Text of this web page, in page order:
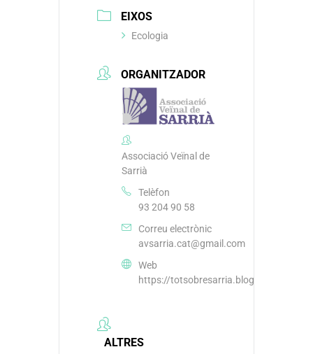
EIXOS
Ecologia
ORGANITZADOR
Associació Veïnal de
Sarrià
Telèfon
93 204 90 58
Correu electrònic
avsarria.cat@gmail.com
Web
https://totsobresarria.blogspot.com/
ALTRES